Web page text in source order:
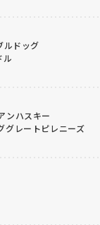
ルドッグ
ル
ンハスキー
グレートピレニーズ